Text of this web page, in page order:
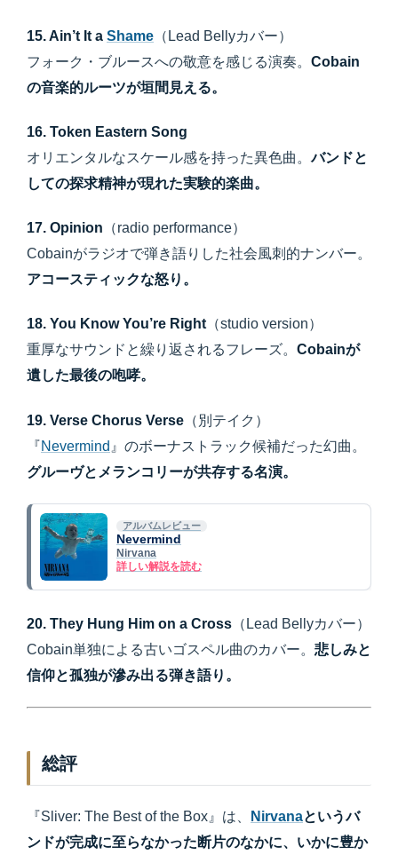
15. Ain’t It a Shame （Lead Bellyカバー）
フォーク・ブルースへの敬意を感じる演奏。 Cobain
の音楽的ルーツが垣間見える。
16. Token Eastern Song
オリエンタルなスケール感を持った異色曲。バンドと
しての探求精神が現れた実験的楽曲。
17. Opinion （radio performance）
Cobainがラジオで弾き語りした社会風刺的ナンバー。
アコースティックな怒り。
18. You Know You’re Right（studio version）
重厚なサウンドと繰り返されるフレーズ。 Cobainが
遺した最後の咆哮。
19. Verse Chorus Verse （別テイク）
『Nevermind 』のボーナストラック候補だった幻曲。
グルーヴとメランコリーが共存する名演。
アルバムレビュー
Nevermind
Nirvana
詳しい解説を読む
20. They Hung Him on a Cross （Lead Bellyカバー）
Cobain単独による古いゴスペル曲のカバー。 悲しみと
信仰と孤独が滲み出る弾き語り。
総評
『Sliver: The Best of the Box』は、 Nirvanaというバ
ンドが完成に至らなかった断片のなかに、いかに豊か